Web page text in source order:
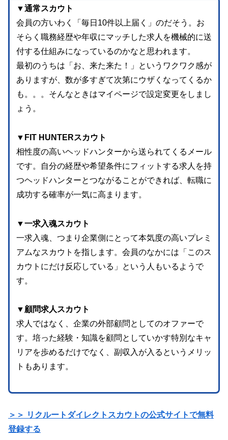
▼通常スカウト
会員の方いわく「毎日10件以上届く」のだそう。お
そらく職務経歴や年収にマッチした求人を機械的に送
付する仕組みになっているのかなと思われます。
最初のうちは「お、来た来た！」というワクワク感が
ありますが、数が多すぎて次第にウザくなってくるか
も。。。そんなときはマイページで設定変更をしまし
ょう。
▼FIT HUNTERスカウト
相性度の高いヘッドハンターから送られてくるメール
です。自分の経歴や希望条件にフィットする求人を持
つヘッドハンターとつながることができれば、転職に
成功する確率が一気に高まります。
▼一求入魂スカウト
一求入魂、つまり企業側にとって本気度の高いプレミ
アムなスカウトを指します。会員のなかには「このス
カウトにだけ反応している」という人もいるようで
す。
▼顧問求人スカウト
求人ではなく、企業の外部顧問としてのオファーで
す。培った経験・知識を顧問としていかす特別なキャ
リアを歩めるだけでなく、副収入が入るというメリッ
トもあります。
＞＞ リクルートダイレクトスカウトの公式サイトで無料
登録する